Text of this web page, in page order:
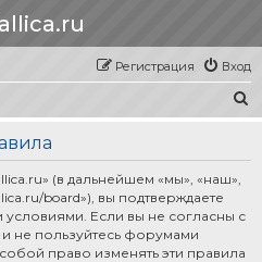
Вход
Регистрация
(в дальнейшем «мы», «наш»,
board»), вы подтверждаете
Если вы не согласны с
не пользуйтесь форумами
право изменять эти правила